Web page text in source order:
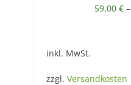
59,00 €–
inkl. MwSt.
zzgl. Versandkosten